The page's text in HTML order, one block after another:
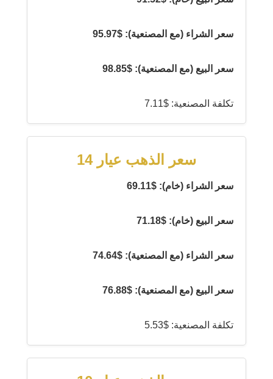
سعر الشراء (مع المصنعية): $95.97
سعر البيع (مع المصنعية): $98.85
تكلفة المصنعية: $7.11
سعر الذهب عيار 14
سعر الشراء (خام): $69.11
سعر البيع (خام): $71.18
سعر الشراء (مع المصنعية): $74.64
سعر البيع (مع المصنعية): $76.88
تكلفة المصنعية: $5.53